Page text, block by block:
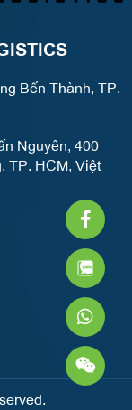
f
Bến Thành, TP.
Nguyên, 400
TP. HCM, Việt